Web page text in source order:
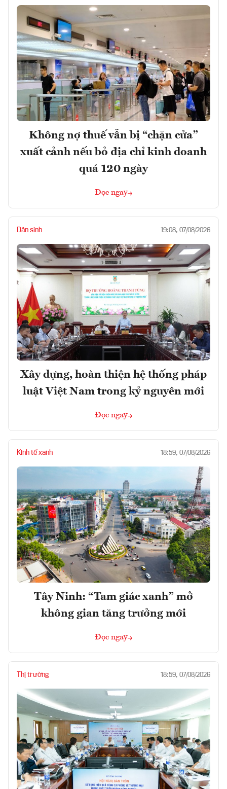
Không nợ thuế vẫn bị “chặn cửa”
xuất cảnh nếu bỏ địa chỉ kinh doanh
quá 120 ngày
Đọc ngay
Dân sinh 19:08, 07/08/2026
Xây dựng, hoàn thiện hệ thống pháp
luật Việt Nam trong kỷ nguyên mới
Đọc ngay
Kinh tế xanh 18:59, 07/08/2026
Tây Ninh: “Tam giác xanh” mở
không gian tăng trưởng mới
Đọc ngay
Thị trường 18:59, 07/08/2026